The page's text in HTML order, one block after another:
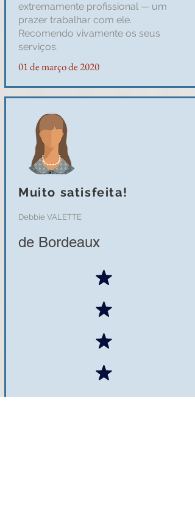
extremamente profissional — um
prazer trabalhar com ele.
Recomendo vivamente os seus
serviços.
01 de março de 2020
Muito satisfeita!
Debbie VALETTE
de Bordeaux